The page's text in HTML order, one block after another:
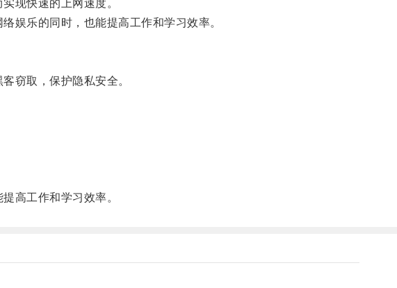
现快速的上网速度。
乐的同时，也能提高工作和学习效率。
窃取，保护隐私安全。
高工作和学习效率。